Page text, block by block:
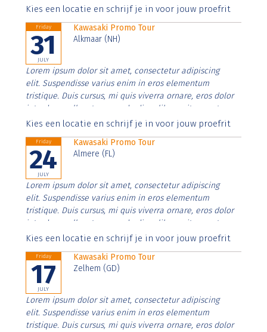
Aenean faucibus nibh et justo cursus id rutrum lorem
Kies een locatie en schrijf je in voor jouw proefrit
Friday
31
JULY
Kawasaki Promo Tour
Alkmaar (NH)
Lorem ipsum dolor sit amet, consectetur adipiscing
elit. Suspendisse varius enim in eros elementum
tristique. Duis cursus, mi quis viverra ornare, eros dolor
interdum nulla, ut commodo diam libero vitae erat.
Aenean faucibus nibh et justo cursus id rutrum lorem
Kies een locatie en schrijf je in voor jouw proefrit
Friday
24
JULY
Kawasaki Promo Tour
Almere (FL)
Lorem ipsum dolor sit amet, consectetur adipiscing
elit. Suspendisse varius enim in eros elementum
tristique. Duis cursus, mi quis viverra ornare, eros dolor
interdum nulla, ut commodo diam libero vitae erat.
Aenean faucibus nibh et justo cursus id rutrum lorem
Kies een locatie en schrijf je in voor jouw proefrit
Friday
17
JULY
Kawasaki Promo Tour
Zelhem (GD)
Lorem ipsum dolor sit amet, consectetur adipiscing
elit. Suspendisse varius enim in eros elementum
tristique. Duis cursus, mi quis viverra ornare, eros dolor